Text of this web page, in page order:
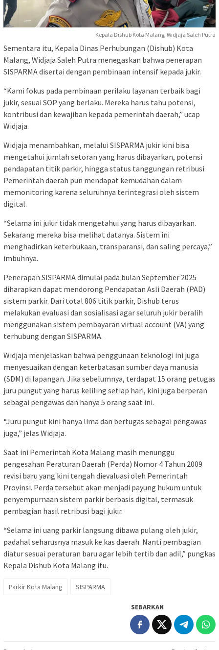
Kepala Dishub Kota Malang, Widjaja Saleh Putra
Sementara itu, Kepala Dinas Perhubungan (Dishub) Kota
Malang, Widjaja Saleh Putra menegaskan bahwa penerapan
SISPARMA disertai dengan pembinaan intensif kepada jukir.
“Kami fokus pada pembinaan perilaku layanan terbaik bagi
jukir, sesuai SOP yang berlaku. Mereka harus tahu potensi,
kontribusi dan kewajiban kepada pemerintah daerah,” ucap
Widjaja.
Widjaja menambahkan, melalui SISPARMA jukir kini bisa
mengetahui jumlah setoran yang harus dibayarkan, potensi
pendapatan titik parkir, hingga status tanggungan retribusi.
Pemerintah daerah pun mendapat kemudahan dalam
memonitoring karena seluruhnya terintegrasi oleh sistem
digital.
“Selama ini jukir tidak mengetahui yang harus dibayarkan.
Sekarang mereka bisa melihat datanya. Sistem ini
menghadirkan keterbukaan, transparansi, dan saling percaya,”
imbuhnya.
Penerapan SISPARMA dimulai pada bulan September 2025
diharapkan dapat mendorong Pendapatan Asli Daerah (PAD)
sistem parkir. Dari total 806 titik parkir, Dishub terus
melakukan evaluasi dan sosialisasi agar seluruh jukir beralih
menggunakan sistem pembayaran virtual account (VA) yang
terhubung dengan SISPARMA.
Widjaja menjelaskan bahwa penggunaan teknologi ini juga
menyesuaikan dengan keterbatasan sumber daya manusia
(SDM) di lapangan. Jika sebelumnya, terdapat 15 orang petugas
juru pungut yang harus keliling setiap hari, kini juga berperan
sebagai pengawas dan hanya 5 orang saat ini.
“Juru pungut kini hanya lima dan bertugas sebagai pengawas
juga,” jelas Widjaja.
Saat ini Pemerintah Kota Malang masih menunggu
pengesahan Peraturan Daerah (Perda) Nomor 4 Tahun 2009
revisi baru yang kini tengah dievaluasi oleh Pemerintah
Provinsi. Perda tersebut akan menjadi payung hukum untuk
penyempurnaan sistem parkir berbasis digital, termasuk
pembagian hasil retribusi bagi jukir.
“Selama ini uang parkir langsung dibawa pulang oleh jukir,
padahal seharusnya masuk ke kas daerah. Nanti pembagian
diatur sesuai peraturan baru agar lebih tertib dan adil,” pungkas
Kepala Dishub Kota Malang itu.
Parkir Kota Malang SISPARMA
SEBARKAN